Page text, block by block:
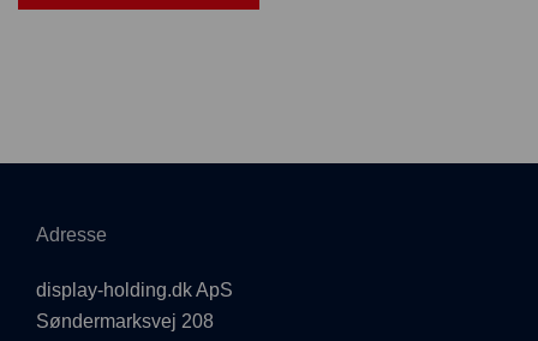
Adresse
display-holding.dk ApS
Søndermarksvej 208